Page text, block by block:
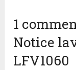
1
Notice
LFV1060